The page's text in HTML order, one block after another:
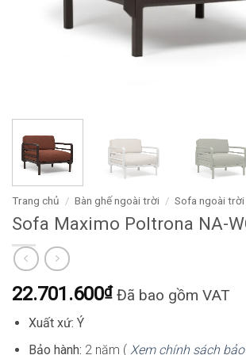
Trang chủ / Bàn ghế ngoài trời / Sofa ngoài trời
Sofa Maximo Poltrona NA-
22.701.600₫ Đã bao gồm VAT
Xuất xứ: Ý
Bảo hành: 2 năm ( Xem chính sách